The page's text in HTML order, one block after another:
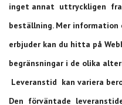
inget annat uttryckligen
beställning. Mer
erbjuder kan du hitta på
begränsningar i de olika
Leveranstid kan variera
Den förväntade